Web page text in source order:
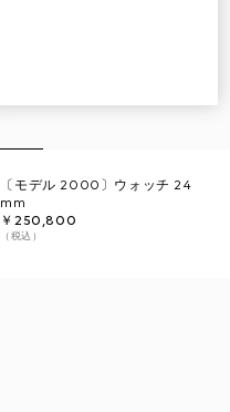
〔モデル 2000〕ウォッチ 24
mm
￥250,800
（税込）